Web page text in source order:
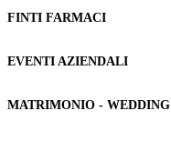
FINTI FARMACI
EVENTI AZIENDALI
MATRIMONIO - WEDDING